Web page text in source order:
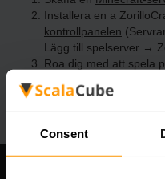
Consent
Installera en a
kontrollpanelen
Lägg till spelserver →
Roa dig med att spela